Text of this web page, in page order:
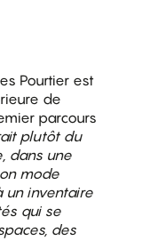
Pourtier est
de
parcours
plutôt du
dans une
mode
un inventaire
qui se
des